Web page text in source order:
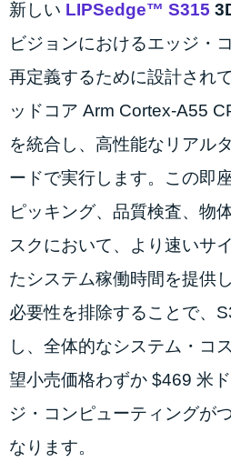
新しい LIPSedge™ S315
ビジョンにおけるエッジ・
再定義するために設計され
ッドコア Arm Cortex-A55
を統合し、高性能なリアル
ードで実行します。この即
ピッキング、品質検査、物
スクにおいて、より速いサ
たシステム稼働時間を提供
必要性を排除することで、
し、全体的なシステム・コ
望小売価格わずか $469 米
ジ・コンピューティングが
なります。